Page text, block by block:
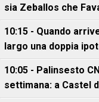
sia Zeballos che
10:15 - Quando
largo una doppia
10:05 - Palinsesto
settimana: a Castel